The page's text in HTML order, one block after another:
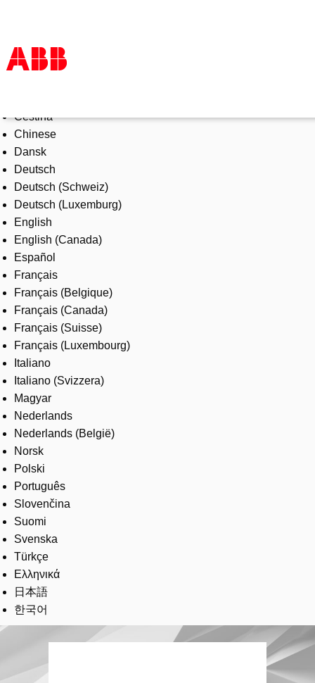
Products & Solutions
Industries
Services
About us
Where to buy
Contact us
Careers
Čeština
Chinese
Dansk
Deutsch
Deutsch (Schweiz)
Deutsch (Luxemburg)
English
English (Canada)
Español
Français
Français (Belgique)
Français (Canada)
Français (Suisse)
Français (Luxembourg)
Italiano
Italiano (Svizzera)
Magyar
Nederlands
Nederlands (België)
Norsk
Polski
Português
Slovenčina
Suomi
Svenska
Türkçe
Ελληνικά
日本語
한국어